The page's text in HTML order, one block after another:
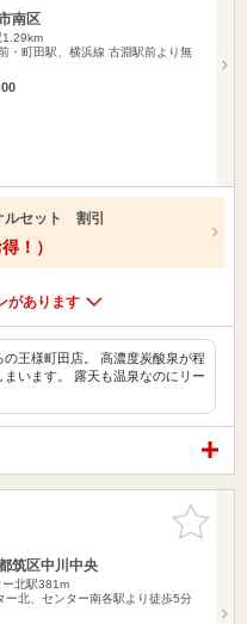
南区
1.29km
・町田駅、横浜線 古淵駅前より無
ルセット 割引
！）
があります
王様町田店。 高濃度炭酸泉が程
います。 露天も温泉なのにリー
お気に入
りに追加
筑区中川中央
ー北駅381m
ー北、センター南各駅より徒歩5分